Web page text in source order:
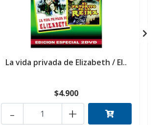
La vida privada de Elizabeth / El..
$4.900
+
-